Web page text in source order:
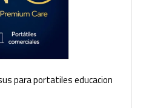
para portatiles educacion